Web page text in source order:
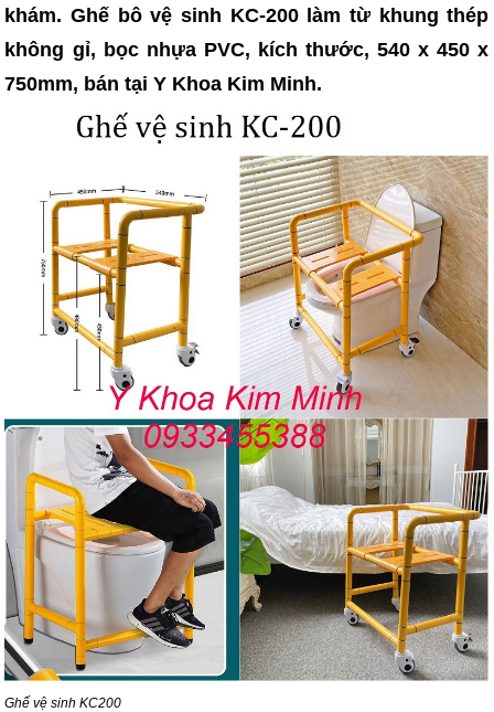
khám. Ghế bô vệ sinh KC-200 làm từ khung thép
không gỉ, bọc nhựa PVC, kích thước, 540 x 450 x
750mm, bán tại Y Khoa Kim Minh.
Ghế vệ sinh KC200